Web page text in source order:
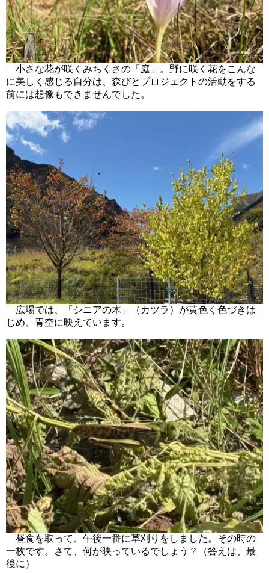
小さな花が咲くみちくさの「庭」。野に咲く花をこんな
に美しく感じる自分は、森びとプロジェクトの活動をする
前には想像もできませんでした。
広場では、「シニアの木」（カツラ）が黄色く色づきは
じめ、青空に映えています。
昼食を取って、午後一番に草刈りをしました。その時の
一枚です。さて、何が映っているでしょう？（答えは、最
後に）